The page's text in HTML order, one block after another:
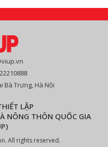
Bà Trưng, Hà Nội
LẬP
NÔNG THÔN QUỐC GIA
All rights reserved.